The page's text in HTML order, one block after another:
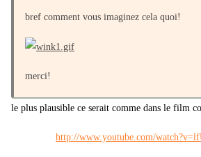
bref comment vous imaginez cela quoi!
merci!
le plus plausible ce serait comme dans le film
http://www.youtube.com/